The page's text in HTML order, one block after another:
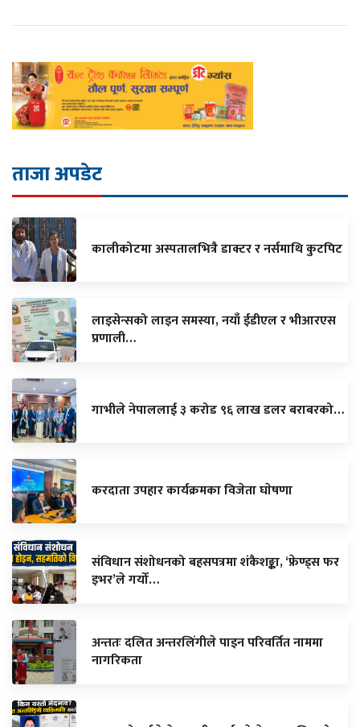
ताजा अपडेट
कालीकोटमा अस्पतालभित्रै डाक्टर र नर्समाथि कुटपिट
लाइसेन्सको लाइन समस्या, नयाँ ईडीएल र भीआरएस
प्रणाली…
गाभीले नेपाललाई ३ करोड ९६ लाख डलर बराबरको…
करदाता उपहार कार्यक्रमका विजेता घाेषणा
संविधान संशोधनको बहसपत्रमा शंकैशङ्का, ‘फ्रेण्ड्स फर
इभर’ले गर्यो…
अन्ततः दलित अन्तरलिंगीले पाइन परिवर्तित नाममा
नागरिकता